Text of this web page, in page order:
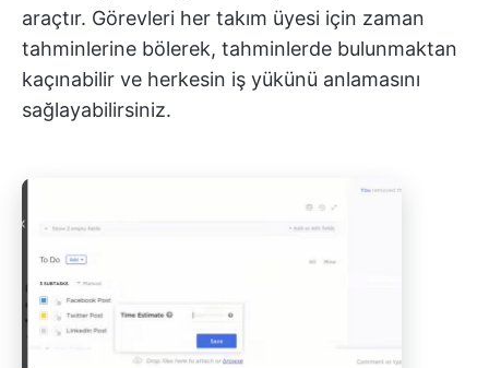
araçtır. Görevleri her takım üyesi için zaman
tahminlerine bölerek, tahminlerde bulunmaktan
kaçınabilir ve herkesin iş yükünü anlamasını
sağlayabilirsiniz.